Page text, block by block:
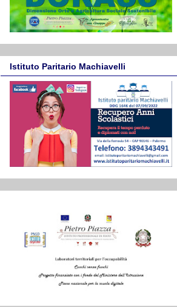
Istituto Paritario Machiavelli